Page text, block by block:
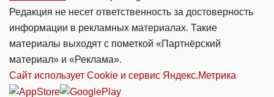
Редакция не несет ответственность за достоверность
информации в рекламных материалах. Такие
материалы выходят с пометкой «Партнёрский
материал» и «Реклама».
Сайт использует Cookie и сервиc Яндекс.Метрика